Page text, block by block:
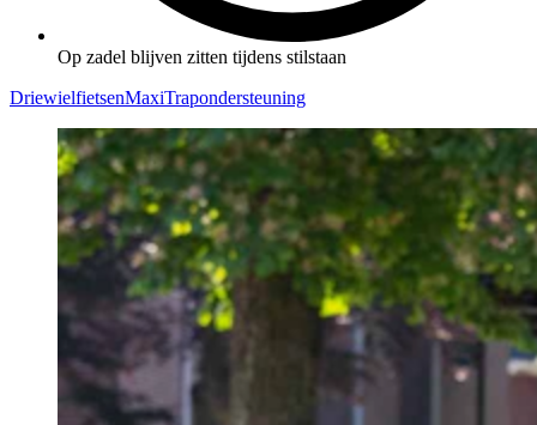
Op zadel blijven zitten tijdens stilstaan
DriewielfietsenMaxiTrapondersteuning